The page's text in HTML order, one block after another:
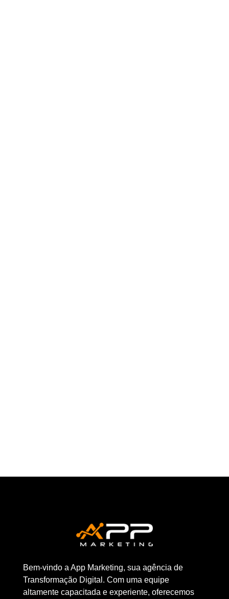
Bem-vindo a App Marketing, sua agência de
Transformação Digital. Com uma equipe
altamente capacitada e experiente, oferecemos